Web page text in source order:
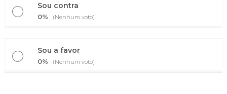
Sou contra
0% (Nenhum voto)
Sou a favor
0% (Nenhum voto)